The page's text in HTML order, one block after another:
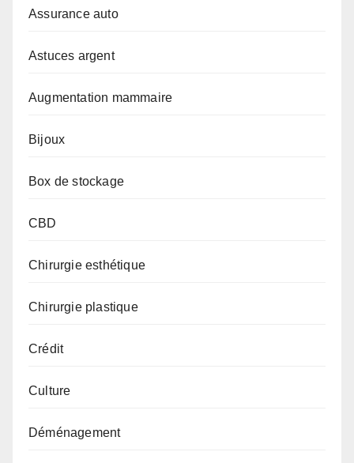
Assurance auto
Astuces argent
Augmentation mammaire
Bijoux
Box de stockage
CBD
Chirurgie esthétique
Chirurgie plastique
Crédit
Culture
Déménagement